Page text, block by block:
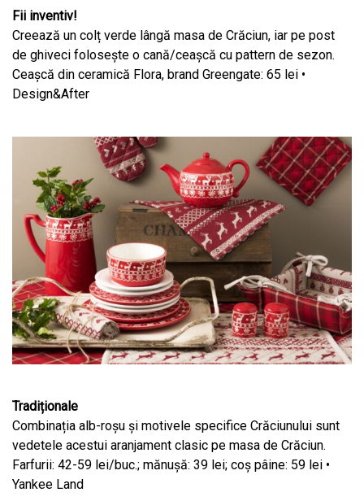
Fii inventiv!
Creează un colț verde lângă masa de Crăciun, iar pe post
de ghiveci folosește o cană/ceașcă cu pattern de sezon.
Ceașcă din ceramică Flora, brand Greengate: 65 lei •
Design&After
Tradiționale
Combinația alb-roșu și motivele specifice Crăciunului sunt
vedetele acestui aranjament clasic pe masa de Crăciun.
Farfurii: 42-59 lei/buc.; mănușă: 39 lei; coș pâine: 59 lei •
Yankee Land